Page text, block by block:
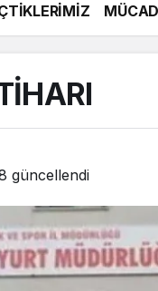
güncellendi